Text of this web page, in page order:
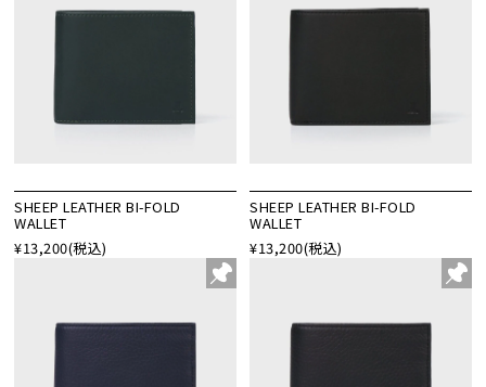
SHEEP LEATHER BI-FOLD
WALLET
¥13,200(税込)
SHEEP LEATHER BI-FOLD
WALLET
¥13,200(税込)